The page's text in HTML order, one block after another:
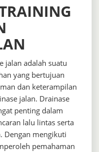
jalan adalah suatu
yang bertujuan
dan keterampilan
jalan. Drainase
penting dalam
lalu lintas serta
Dengan mengikuti
pemahaman